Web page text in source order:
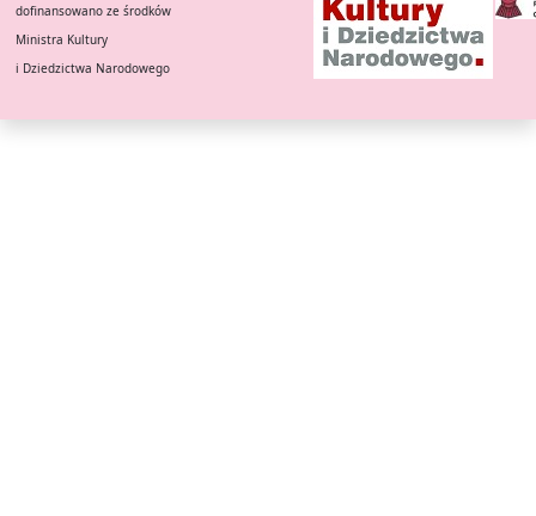
dofinansowano ze środków
Ministra Kultury
i Dziedzictwa Narodowego